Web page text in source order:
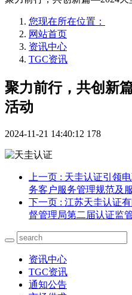
您现在所在位置：
网站首页
资讯中心
TGC资讯
聚力前行，共创新
活动
2024-11-21 14:40:12 178
上一页 : 天圭认证引领
务客户服务管理规范及
下一页 : 江苏天圭认证
督管理局第二届认证监
资讯中心
TGC资讯
通知公告